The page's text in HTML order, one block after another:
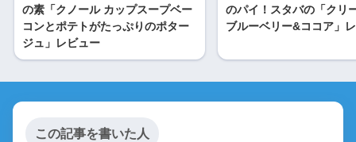
の素「クノール カップスープベー
コンとポテトがたっぷりのポター
ジュ」レビュー
のパイ！スタバの「クリ
ブルーベリー&ココア」
この記事を書いた人